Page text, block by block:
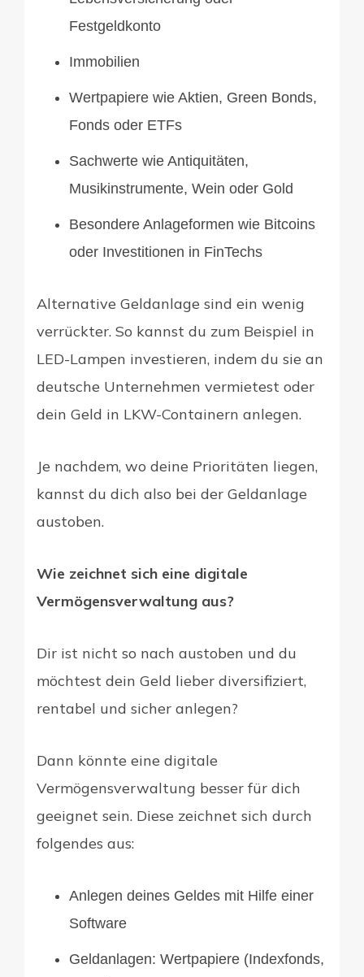
Festgeldkonto
Immobilien
Wertpapiere wie Aktien, Green Bonds,
Fonds oder ETFs
Sachwerte wie Antiquitäten,
Musikinstrumente, Wein oder Gold
Besondere Anlageformen wie Bitcoins
oder Investitionen in FinTechs
Alternative Geldanlage sind ein wenig
verrückter. So kannst du zum Beispiel in
LED-Lampen investieren, indem du sie an
deutsche Unternehmen vermietest oder
dein Geld in LKW-Containern anlegen.
Je nachdem, wo deine Prioritäten liegen,
kannst du dich also bei der Geldanlage
austoben.
Wie zeichnet sich eine digitale
Vermögensverwaltung aus?
Dir ist nicht so nach austoben und du
möchtest dein Geld lieber diversifiziert,
rentabel und sicher anlegen?
Dann könnte eine digitale
Vermögensverwaltung besser für dich
geeignet sein. Diese zeichnet sich durch
folgendes aus:
Anlegen deines Geldes mit Hilfe einer
Software
Geldanlagen: Wertpapiere (Indexfonds,